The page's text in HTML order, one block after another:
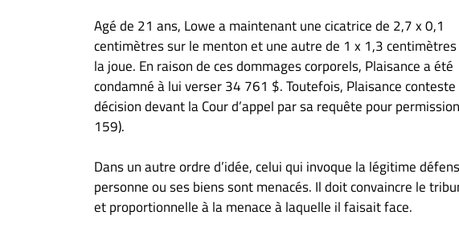
confidentialité
Agé de 21 ans, Lowe a maintenant une cicatrice de 2,7 x 0,1
centimètres sur le menton et une autre de 1 x 1,3
la joue. En raison de ces dommages corporels, Plaisance a été
condamné à lui verser 34 761 $. Toutefois, Plaisance
décision devant la Cour d’appel par sa requête pour
159).
Dans un autre ordre d’idée, celui qui invoque la légitime
personne ou ses biens sont menacés. Il doit convaincre le
et proportionnelle à la menace à laquelle il faisait face.